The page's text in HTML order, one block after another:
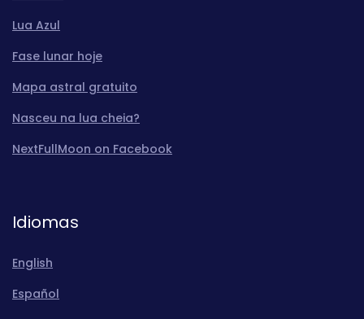
Lua Azul
Fase lunar hoje
Mapa astral gratuito
Nasceu na lua cheia?
NextFullMoon on Facebook
Idiomas
English
Español